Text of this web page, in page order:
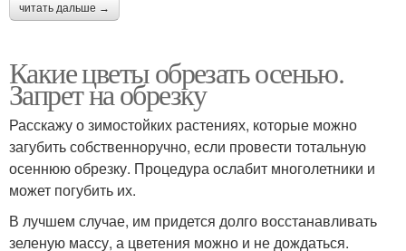
читать дальше →
Какие цветы обрезать осенью.
Запрет на обрезку
Расскажу о зимостойких растениях, которые можно
загубить собственноручно, если провести тотальную
осеннюю обрезку. Процедура ослабит многолетники и
может погубить их.
В лучшем случае, им придется долго восстанавливать
зеленую массу, а цветения можно и не дождаться.